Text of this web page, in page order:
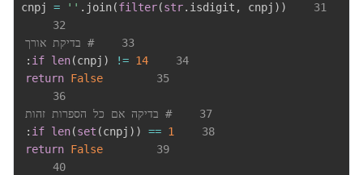
31
= '' . join(filter(str. isdigit , cnpj ) )
32
33
# בדיקת אורך
34
if len(cnpj ) != 14
:
35
return False
36
37
# בדיקה אם כל הספרות זהות
38
if len(set (cnpj ) ) == 1
:
39
return False
40